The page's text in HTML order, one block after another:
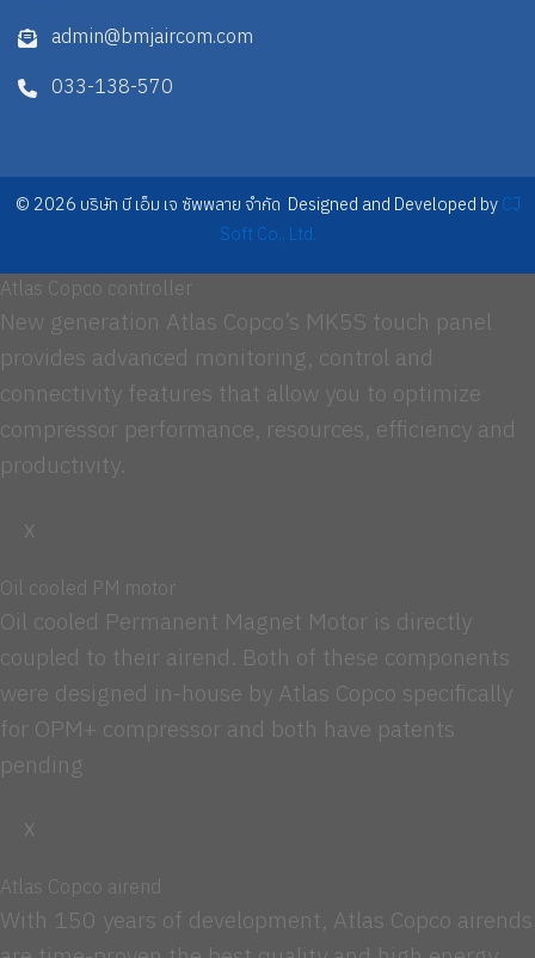
admin@bmjaircom.com
033-138-570
© 2026 บริษัท บี เอ็ม เจ ซัพพลาย จำกัด Designed and Developed by CJ
Soft Co., Ltd.
Atlas Copco controller
New generation Atlas Copco’s MK5S touch panel
provides advanced monitoring, control and
connectivity features that allow you to optimize
compressor performance, resources, efficiency and
productivity.
X
Oil cooled PM motor
Oil cooled Permanent Magnet Motor is directly
coupled to their airend. Both of these components
were designed in-house by Atlas Copco specifically
for OPM+ compressor and both have patents
pending
X
Atlas Copco airend
With 150 years of development, Atlas Copco airends